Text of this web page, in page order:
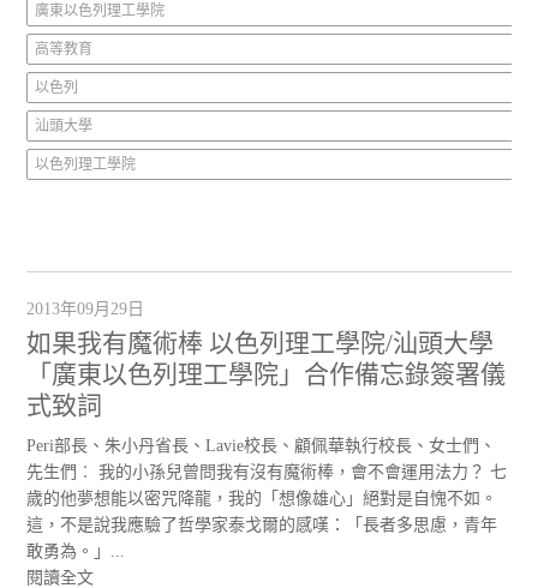
廣東以色列理工學院
高等教育
以色列
汕頭大學
以色列理工學院
2013年09月29日
如果我有魔術棒 以色列理工學院/汕頭大學
「廣東以色列理工學院」合作備忘錄簽署儀
式致詞
Peri部長、朱小丹省長、Lavie校長、顧佩華執行校長、女士們、
先生們︰ 我的小孫兒曾問我有沒有魔術棒，會不會運用法力？ 七
歲的他夢想能以密咒降龍，我的「想像雄心」絕對是自愧不如。
這，不是說我應驗了哲學家泰戈爾的感嘆：「長者多思慮，青年
敢勇為。」...
閱讀全文